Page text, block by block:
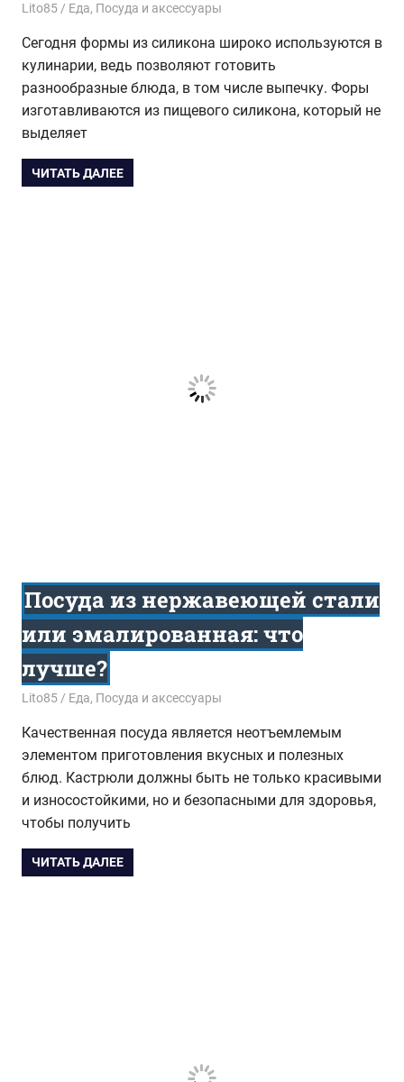
12.07.2018
Lito85 Еда, Посуда и аксессуары
Сегодня формы из силикона широко используются в
кулинарии, ведь позволяют готовить
разнообразные блюда, в том числе выпечку. Форы
изготавливаются из пищевого силикона, который не
выделяет
ЧИТАТЬ ДАЛЕЕ
Посуда из нержавеющей стали
или эмалированная: что
лучше?
28.12.2017
Lito85 Еда, Посуда и аксессуары
Качественная посуда является неотъемлемым
элементом приготовления вкусных и полезных
блюд. Кастрюли должны быть не только красивыми
и износостойкими, но и безопасными для здоровья,
чтобы получить
ЧИТАТЬ ДАЛЕЕ